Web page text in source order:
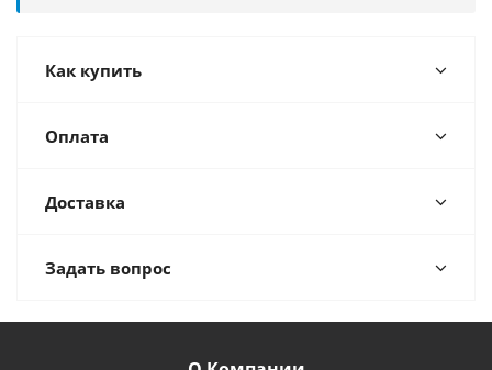
Как купить
Оплата
Доставка
Задать вопрос